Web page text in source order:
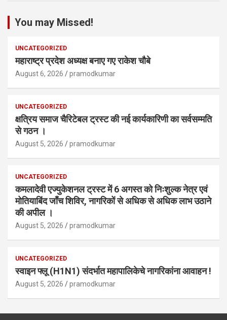
You may Missed!
UNCATEGORIZED
महाराष्ट्र प्रदेश अध्यक्ष बनाए गए राकेश चौबे
August 6, 2026 pramodkumar
UNCATEGORIZED
क्षत्रिय समाज चैरिटेबल ट्रस्ट की नई कार्यकारिणी का सर्वसम्मति
से गठन ।
August 5, 2026 pramodkumar
UNCATEGORIZED
कमलादेवी एज्युकेशनल ट्रस्ट में 6 अगस्त को निःशुल्क नेत्र एवं
मोतियाबिंद जाँच शिविर, नागरिकों से अधिक से अधिक लाभ उठाने
की अपील ।
August 5, 2026 pramodkumar
UNCATEGORIZED
स्वाइन फ्लू (H1N1) संदर्भात महापालिकेचे नागरिकांना आवाहन !
August 5, 2026 pramodkumar